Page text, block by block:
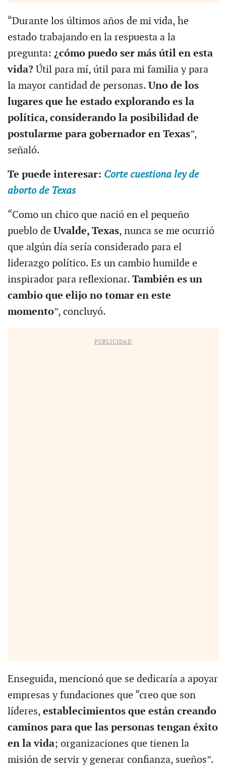
“Durante los últimos años de mi vida, he
estado trabajando en la respuesta a la
pregunta: ¿cómo puedo ser más útil en esta
vida?Útil para mí, útil para mi familia y para
la mayor cantidad de personas. Uno de los
lugares que he estado explorando es la
política, considerando la posibilidad de
postularme para gobernador en Texas”,
señaló.
Te puede interesar: Corte cuestiona ley de
aborto de Texas
“Como un chico que nació en el pequeño
pueblo de Uvalde, Texas, nunca se me ocurrió
que algún día sería considerado para el
liderazgo político. Es un cambio humilde e
inspirador para reflexionar. También es un
cambio que elijo no tomar en este
momento”, concluyó.
PUBLICIDAD
Enseguida, mencionó que se dedicaría a apoyar
empresas y fundaciones que “creo que son
líderes, establecimientos que están creando
caminos para que las personas tengan éxito
en la vida; organizaciones que tienen la
misión de servir y generar confianza, sueños”.